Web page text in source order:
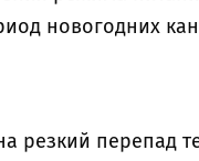
новогодних
резкий перепад